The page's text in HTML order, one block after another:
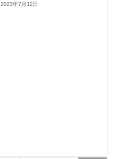
2023年7月12日